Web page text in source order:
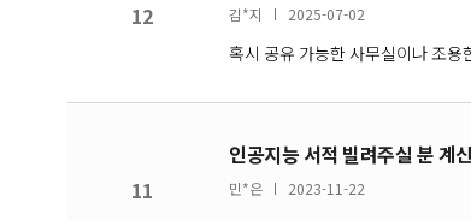
12 김*지 2025-07-02
혹시 공유 가능한 사무실이나 조
11
인공지능 서적 빌려주실 분 계
민*은 2023-11-22